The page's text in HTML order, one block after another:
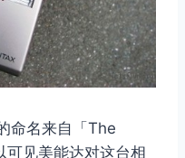
命名来自「The
见美能达对这台相